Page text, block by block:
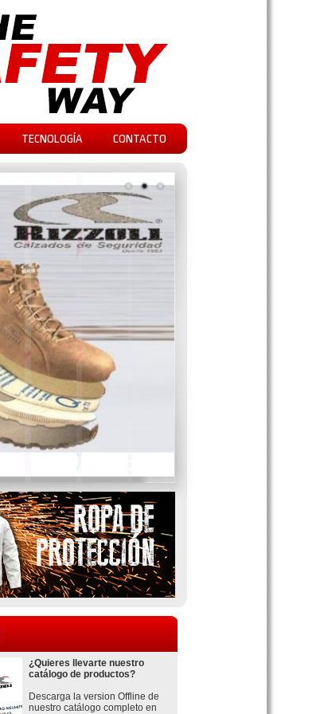
TECNOLOGÍA CONTACTO
¿Quieres llevarte nuestro
catálogo de productos?
Descarga la version Offline de
nuestro catálogo completo en